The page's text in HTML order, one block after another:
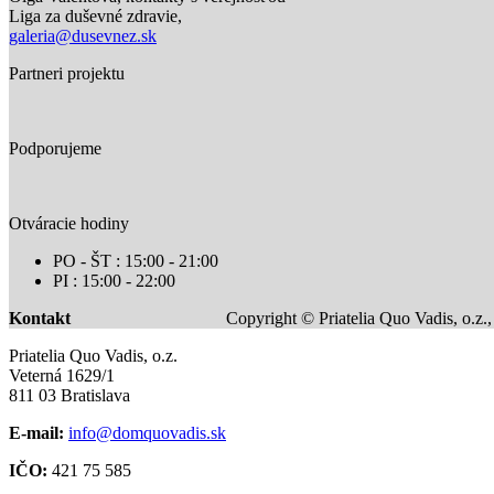
Liga za duševné zdravie,
galeria@dusevnez.sk
Partneri projektu
Podporujeme
Otváracie hodiny
PO - ŠT : 15:00 - 21:00
PI : 15:00 - 22:00
Kontakt
Priatelia Quo Vadis, o.z.
Veterná 1629/1
811 03 Bratislava
E-mail: info@domquovadis.sk
IČO: 421 75 585
Copyright © Priatelia Quo Vadis,